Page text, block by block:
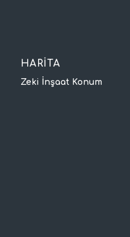
HARİTA
Zeki İnşaat Konum